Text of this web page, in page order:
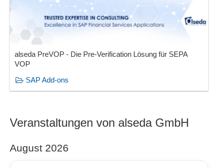
alseda PreVOP - Die Pre-Verification Lösung für SEPA
VOP
SAP Add-ons
Veranstaltungen von alseda GmbH
August 2026